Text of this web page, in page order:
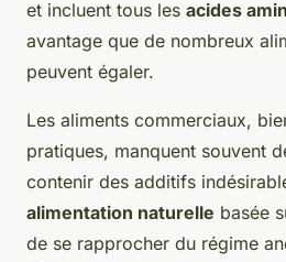
et incluent tous les acides
avantage que de nombreux
peuvent égaler.
Les aliments commerciaux,
pratiques, manquent souvent
contenir des additifs
alimentation naturelle basée
de se rapprocher du régime